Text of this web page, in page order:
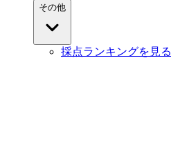
その他
採点ランキングを見る